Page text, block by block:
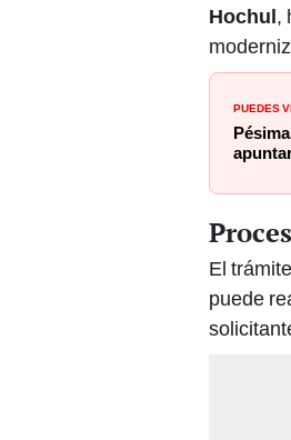
Hochul,
PUEDES
El
puede